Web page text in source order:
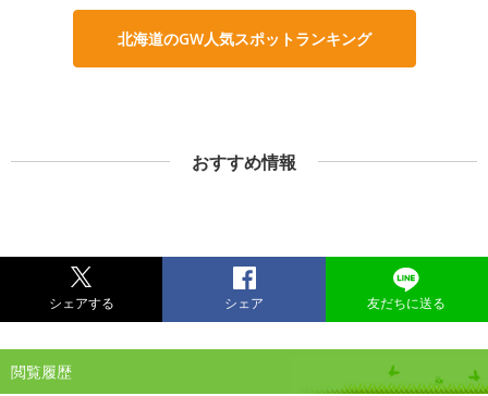
北海道のGW人気スポットランキング
おすすめ情報
シェアする シェア 友だちに送る
閲覧履歴